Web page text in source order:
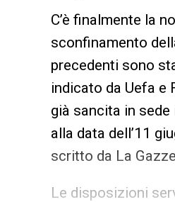
C’è finalmente la
sconfinamento
precedenti sono
indicato da Uefa e
già sancita in
alla data dell’11
scritto da La
Le disposizioni